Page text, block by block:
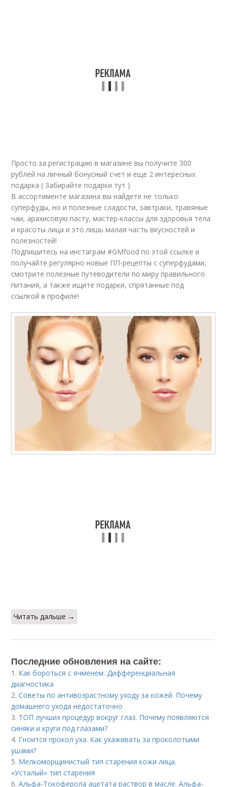
Просто за регистрацию в магазине вы получите 300
рублей на личный бонусный счет и еще 2 интересных
подарка ( Забирайте подарки тут )
В ассортименте магазина вы найдете не только
суперфуды, но и полезные сладости, завтраки, травяные
чаи, арахисовую пасту, мастер-классы для здоровья тела
и красоты лица и это лишь малая часть вкусностей и
полезностей!
Подпишитесь на инстаграм #GMfood по этой ссылке и
получайте регулярно новые ПП-рецепты с суперфудами,
смотрите полезные путеводители по миру правильного
питания, а также ищите подарки, спрятанные под
ссылкой в профиле!
Читать дальше →
Последние обновления на сайте:
1. Как бороться с ячменем. Дифференциальная
диагностика
2.Советы по антивозрастному уходу за кожей. Почему
домашнего ухода недостаточно
3. ТОП лучших процедур вокруг глаз. Почему появляются
синяки и круги под глазами?
4. Гноится прокол уха. Как ухаживать за проколотыми
ушами?
5. Мелкоморщинистый тип старения кожи лица.
«Усталый» тип старения
6.Альфа-Токоферола ацетата раствор в масле. Альфа-